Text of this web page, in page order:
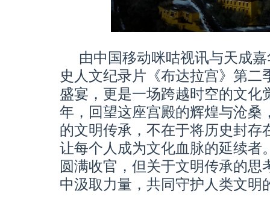
由中国移动咪咕视讯与天成
史人文纪录片《布达拉宫》第
盛宴，更是一场跨越时空的文
年，回望这座宫殿的辉煌与沧
的文明传承，不在于将历史封
让每个人成为文化血脉的延续
圆满收官，但关于文明传承的
中汲取力量，共同守护人类文明